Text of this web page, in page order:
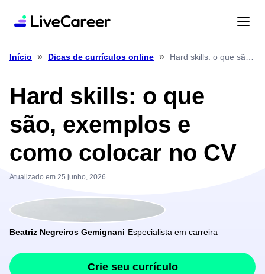
Início » Dicas de currículos online »
Hard skills: o que
são, exemplos e
como colocar no CV
Atualizado em 25 junho, 2026
Beatriz Negreiros Gemignani Especialista em carreira
Crie seu currículo